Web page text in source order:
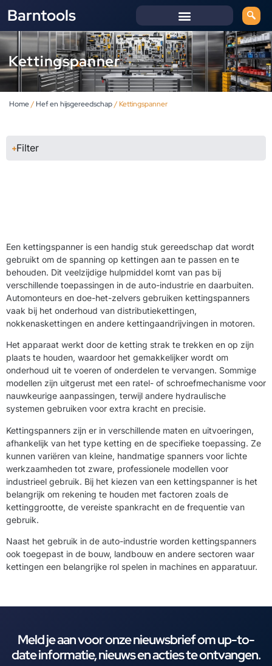
Barntools
Kettingspanner
Home/ Hef en hijsgereedschap/ Kettingspanner
Filter
Een kettingspanner is een handig stuk gereedschap dat wordt
gebruikt om de spanning op kettingen aan te passen en te
behouden. Dit veelzijdige hulpmiddel komt van pas bij
verschillende toepassingen in de auto-industrie en daarbuiten.
Automonteurs en doe-het-zelvers gebruiken kettingspanners
vaak bij het onderhoud van distributiekettingen,
nokkenaskettingen en andere kettingaandrijvingen in motoren.
Het apparaat werkt door de ketting strak te trekken en op zijn
plaats te houden, waardoor het gemakkelijker wordt om
onderhoud uit te voeren of onderdelen te vervangen. Sommige
modellen zijn uitgerust met een ratel- of schroefmechanisme voor
nauwkeurige aanpassingen, terwijl andere hydraulische
systemen gebruiken voor extra kracht en precisie.
Kettingspanners zijn er in verschillende maten en uitvoeringen,
afhankelijk van het type ketting en de specifieke toepassing. Ze
kunnen variëren van kleine, handmatige spanners voor lichte
werkzaamheden tot zware, professionele modellen voor
industrieel gebruik. Bij het kiezen van een kettingspanner is het
belangrijk om rekening te houden met factoren zoals de
kettinggrootte, de vereiste spankracht en de frequentie van
gebruik.
Naast het gebruik in de auto-industrie worden kettingspanners
ook toegepast in de bouw, landbouw en andere sectoren waar
kettingen een belangrijke rol spelen in machines en apparatuur.
Meld je aan voor onze nieuwsbrief om up-to-
date informatie, nieuws en acties te ontvangen.